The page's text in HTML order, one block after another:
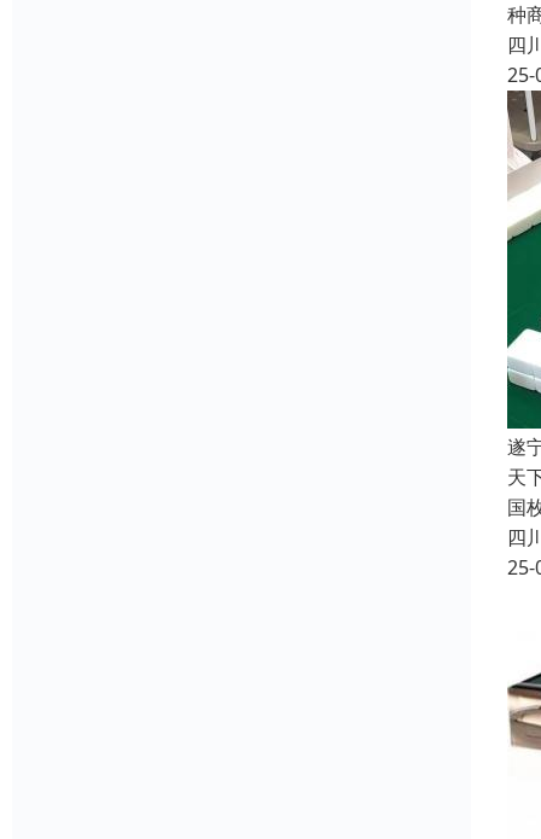
种
四
25-
遂
天
国
四
25-